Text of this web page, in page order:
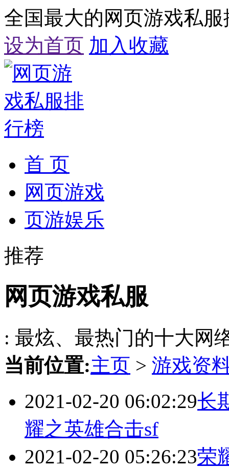
全国最大的网页游戏私
设为首页 加入收藏
首 页
网页游戏
页游娱乐
推荐
网页游戏私服
: 最炫、最热门的十大网
当前位置:主页 > 游戏资
2021-02-20 06:02:29长
耀之英雄合击sf
2021-02-20 05:26:23荣